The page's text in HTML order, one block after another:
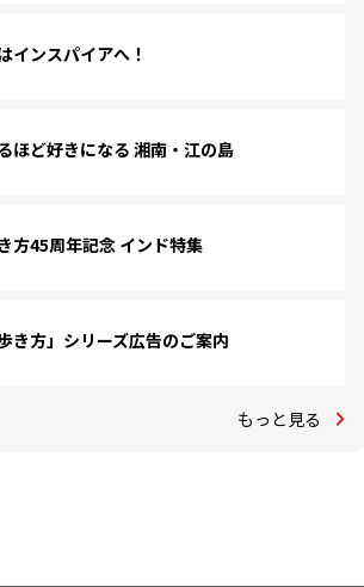
インスパイアへ！
ほど好きになる 湘南・江の島
方45周年記念 インド特集
き方」シリーズ広告のご案内
もっと見る